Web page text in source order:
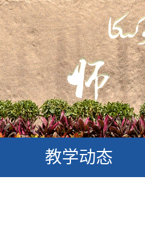
教学动态